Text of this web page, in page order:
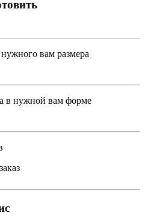
вам размера
в нужной вам форме